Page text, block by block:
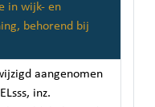
in wijk- en
behorend bij
aangenomen
inz.